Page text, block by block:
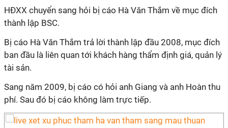
HĐXX chuyển sang hỏi bị cáo Hà Văn Thắm về mục đích
thành lập BSC.
Bị cáo Hà Văn Thắm trả lời thành lập đầu 2008, mục đích
ban đầu là liên quan tới khách hàng thẩm định giá, quản lý
tài sản.
Sang năm 2009, bị cáo có hỏi anh Giang và anh Hoàn thu
phí. Sau đó bị cáo không làm trực tiếp.